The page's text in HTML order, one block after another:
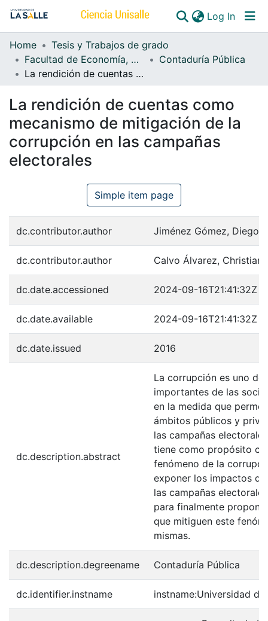
Log In
Communities & Collections
All of DSpace
Home
Tesis y Trabajos de grado
Facultad de Economía, Empresa y Desarrollo Sostenible - FEEDS
Contaduría Pública
La rendición de cuentas como mecanismo de mitigación de la corrupción en las campañas electorales
La rendición de cuentas como
mecanismo de mitigación de la
corrupción en las campañas
electorales
Simple item page
dc.contributor.author Jiménez Gómez, Diego
dc.contributor.author Calvo Álvarez, Christian
dc.date.accessioned 2024-09-16T21:41:32Z
dc.date.available 2024-09-16T21:41:32Z
dc.date.issued 2016
dc.description.abstract
La corrupción es uno de
importantes de las
en la medida que
ámbitos públicos y
las campañas
tiene como propósito
fenómeno de la
exponer los impactos
las campañas
para finalmente
que mitiguen este
mismas.
dc.description.degreename Contaduría Pública
dc.identifier.instname instname:Universidad de